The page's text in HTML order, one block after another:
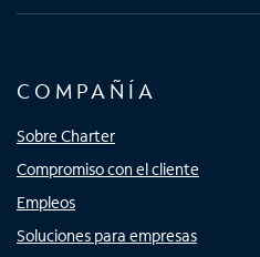
COMPAÑÍA
Sobre Charter
Compromiso con el cliente
Empleos
Soluciones para empresas